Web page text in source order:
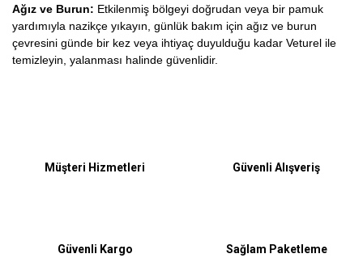
Ağız ve Burun: Etkilenmiş bölgeyi doğrudan veya bir pamuk
yardımıyla nazikçe yıkayın, günlük bakım için ağız ve burun
çevresini günde bir kez veya ihtiyaç duyulduğu kadar Veturel ile
temizleyin, yalanması halinde güvenlidir.
Müşteri Hizmetleri Güvenli Alışveriş
Güvenli Kargo Sağlam Paketleme